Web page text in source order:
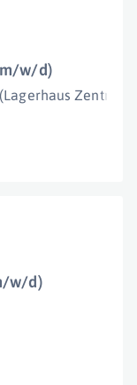
w/d)
Zentrale)
w/d)